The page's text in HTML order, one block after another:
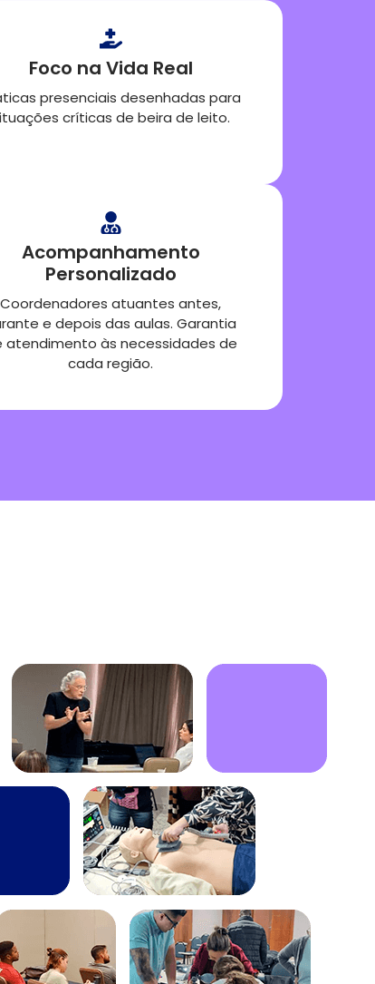
Foco na Vida Real
presenciais desenhadas para
críticas de beira de leito.
Acompanhamento
Personalizado
Coordenadores atuantes antes,
e depois das aulas. Garantia
atendimento às necessidades de
cada região.